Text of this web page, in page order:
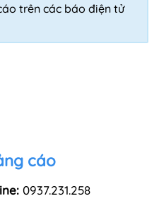
trên các báo điện tử
cáo
0937.231.258